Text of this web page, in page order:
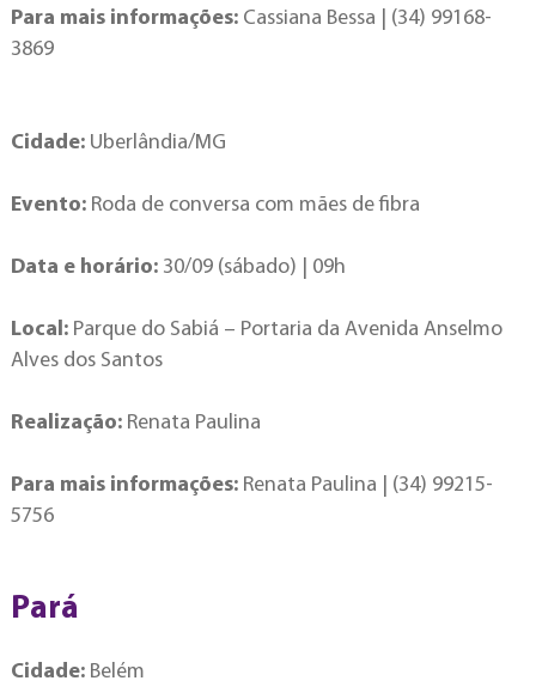
Para mais informações: Cassiana Bessa | (34) 99168-
3869
Cidade: Uberlândia/MG
Evento: Roda de conversa com mães de fibra
Data e horário: 30/09 (sábado) | 09h
Local: Parque do Sabiá – Portaria da Avenida Anselmo
Alves dos Santos
Realização: Renata Paulina
Para mais informações: Renata Paulina | (34) 99215-
5756
Pará
Cidade: Belém